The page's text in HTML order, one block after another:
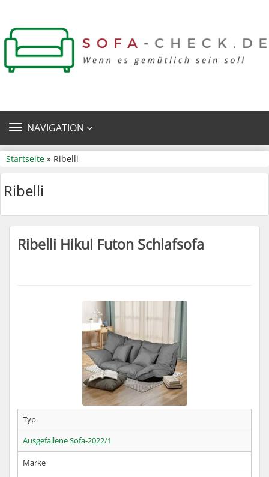
TOGGLE
NAVIGATION
Startseite » Ribelli
Ribelli
Ribelli Hikui Futon Schlafsofa
Typ
Ausgefallene Sofa-2022/1
Marke